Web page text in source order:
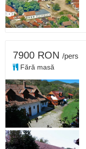
7900 RON /pers
Fără masă